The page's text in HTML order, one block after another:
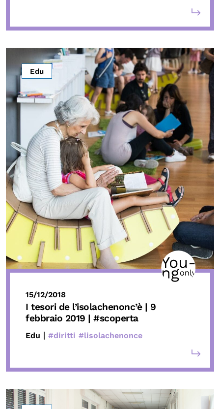
Edu
15/12/2018
I tesori de l’isolachenonc’è | 9
febbraio 2019 | #scoperta
Edu | #diritti #lisolachenonce